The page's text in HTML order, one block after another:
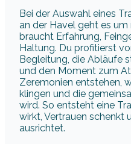
Bei der Auswahl eines
an der Havel geht es
braucht Erfahrung,
Haltung. Du profitierst
Begleitung, die Abläufe
und den Moment zum
Zeremonien entstehen,
klingen und die
wird. So entsteht eine
wirkt, Vertrauen schenkt
ausrichtet.